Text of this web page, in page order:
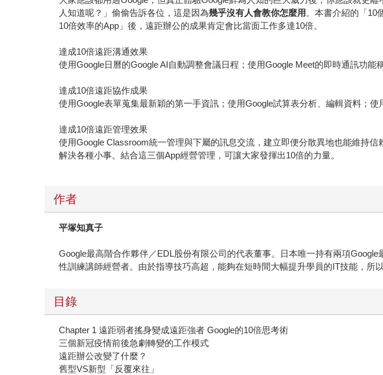
人知道呢？」偷偷告訴各位，這是因為幾乎沒有人會教你怎麼用。本書介紹的「10
10倍效率的App」後，遠距辦公的成果肯定會比當面工作多達10倍。
達成10倍遠距溝通效果
使用Google日曆的Google AI自動調整會議日程；使用Google Meet的即時通訊功能
達成10倍遠距協作成果
使用Google表單蒐集最新穎的第一手資訊；使用Google試算表分析、編輯資料；使
達成10倍遠距管理效果
使用Google Classroom統一管理與下屬的訊息交流，建立即便分散異地也能維持
解決各種小事。結合這三個App經營管理，可讓大家發揮出10倍的力量。
作者
平塚知真子
Google最高階合作夥伴／EDL股份有限公司的代表董事。日本唯一持有兩項
性訓練講師經營者。由於指導技巧高超，能夠在短時間大幅提升學員的IT技能，所
目錄
Chapter 1 遠距弱者搖身變成遠距強者 Google的10倍思考術
三個新冠疫情前後急劇轉變的工作模式
遠距辦公改變了什麼？
舊型VS新型「反覆來往」